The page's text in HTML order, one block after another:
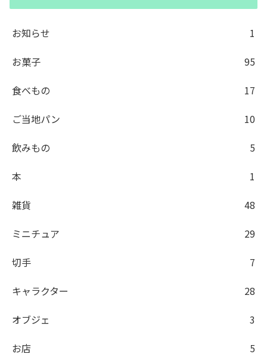
お知らせ
1
お菓子
95
食べもの
17
ご当地パン
10
飲みもの
5
本
1
雑貨
48
ミニチュア
29
切手
7
キャラクター
28
オブジェ
3
お店
5